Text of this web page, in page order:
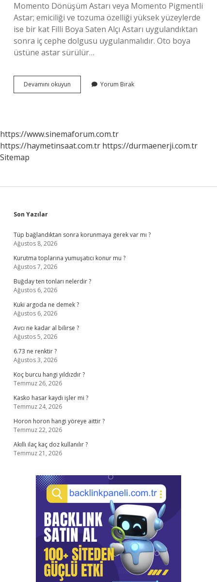
Momento Dönüşüm Astarı veya Momento Pigmentli
Astar; emiciliği ve tozuma özelliği yüksek yüzeylerde
ise bir kat Filli Boya Saten Alçı Astarı uygulandıktan
sonra iç cephe dolgusu uygulanmalıdır. Oto boya
üstüne astar sürülür…
Devamını okuyun
Üstüne
Yorum Bırak
https://www.sinemaforum.com.tr
https://haymetinsaat.com.tr https://durmaenerji.com.tr
Sitemap
Sidebar
Son Yazılar
Tüp bağlandıktan sonra korunmaya gerek var mı ?
Ağustos 8, 2026
Kurutma toplarına yumuşatıcı konur mu ?
Ağustos 7, 2026
Buğday ten tonları nelerdir ?
Ağustos 6, 2026
Kuki argoda ne demek ?
Ağustos 6, 2026
Avcı ne kadar al bilirse ?
Ağustos 5, 2026
6.73 ne renktir ?
Ağustos 3, 2026
Koç burcu hangi yıldızdır ?
Temmuz 26, 2026
Kasko hasar kaydı işler mi ?
Temmuz 24, 2026
Horon horon hangi yöreye aittir ?
Temmuz 22, 2026
Akıllı ilaç kaç doz kullanılır ?
Temmuz 21, 2026